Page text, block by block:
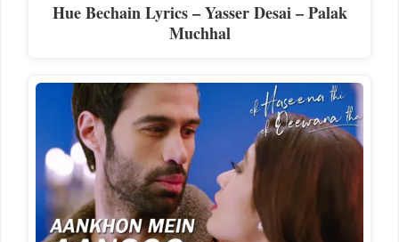
Hue Bechain Lyrics – Yasser Desai – Palak
Muchhal